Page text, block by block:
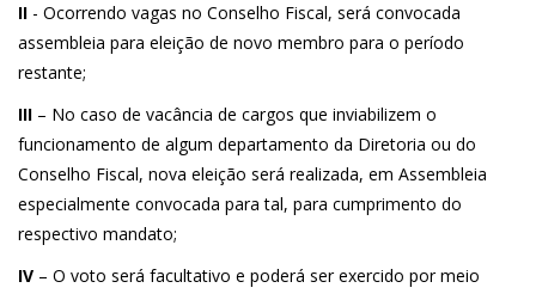
II - Ocorrendo vagas no Conselho Fiscal, será convocada
assembleia para eleição de novo membro para o período
restante;
III – No caso de vacância de cargos que inviabilizem o
funcionamento de algum departamento da Diretoria ou do
Conselho Fiscal, nova eleição será realizada, em Assembleia
especialmente convocada para tal, para cumprimento do
respectivo mandato;
IV – O voto será facultativo e poderá ser exercido por meio